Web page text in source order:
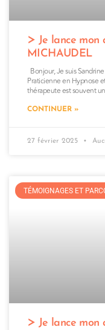
Je lance mon
MICHAUDEL
Bonjour, Je suis
Praticienne en Hypnose
thérapeute est souvent
CONTINUER »
27 février 2025
TÉMOIGNAGES ET
Je lance